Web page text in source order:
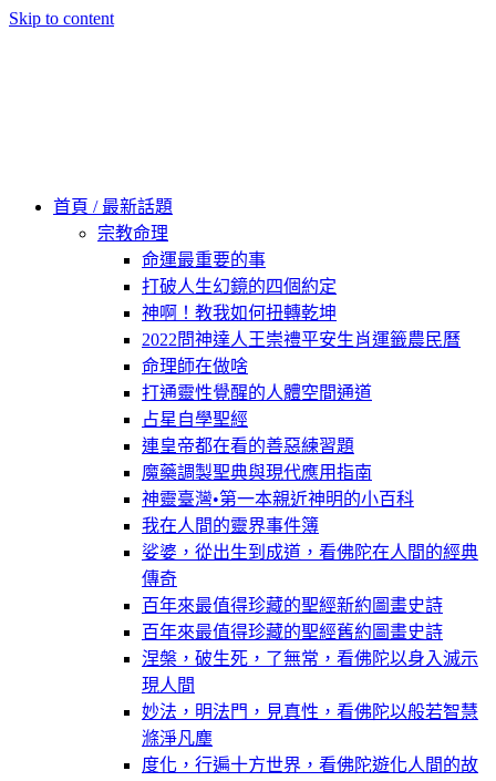
Skip to content
首頁 / 最新話題
宗教命理
命運最重要的事
打破人生幻鏡的四個約定
神啊！教我如何扭轉乾坤
2022問神達人王崇禮平安生肖運籤農民曆
命理師在做啥
打通靈性覺醒的人體空間通道
占星自學聖經
連皇帝都在看的善惡練習題
魔藥調製聖典與現代應用指南
神靈臺灣•第一本親近神明的小百科
我在人間的靈界事件簿
娑婆，從出生到成道，看佛陀在人間的經典
傳奇
百年來最值得珍藏的聖經新約圖畫史詩
百年來最值得珍藏的聖經舊約圖畫史詩
涅槃，破生死，了無常，看佛陀以身入滅示
現人間
妙法，明法門，見真性，看佛陀以般若智慧
滌淨凡塵
度化，行遍十方世界，看佛陀遊化人間的故